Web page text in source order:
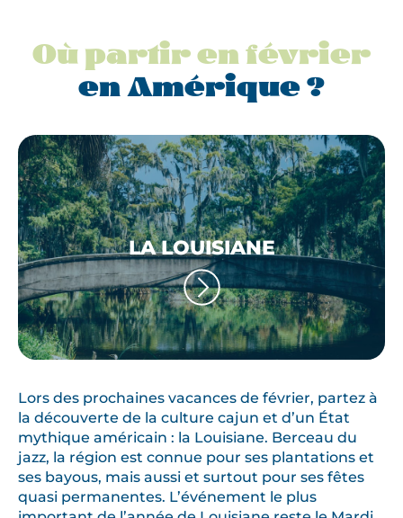
Où partir en février
en Amérique ?
LA LOUISIANE
Lors des prochaines vacances de février, partez à
la découverte de la culture cajun et d’un État
mythique américain : la Louisiane. Berceau du
jazz, la région est connue pour ses plantations et
ses bayous, mais aussi et surtout pour ses fêtes
quasi permanentes. L’événement le plus